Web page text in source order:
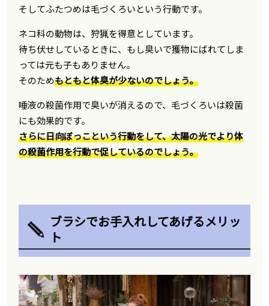
そしてふたつめは毛づくろいという行動です。
ネコ科の動物は、狩猟を得意としています。
待ち伏せしているときに、もし臭いで獲物にばれてしま
っては元も子もありません。
そのためもともと体臭が少ないのでしょう。
唾液の殺菌作用で臭いが消えるので、毛づくろいは殺菌
にも効果的です。
さらに日向ぼっこという行動をして、太陽の光でより体
の殺菌作用を行動で促しているのでしょう。
ブラシでお手入れしてあげるメリッ
ト